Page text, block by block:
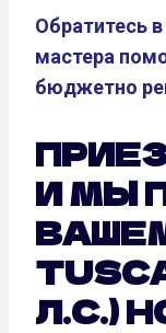
Обратитесь
мастера
бюджетно
И МЫ
Л.С.)